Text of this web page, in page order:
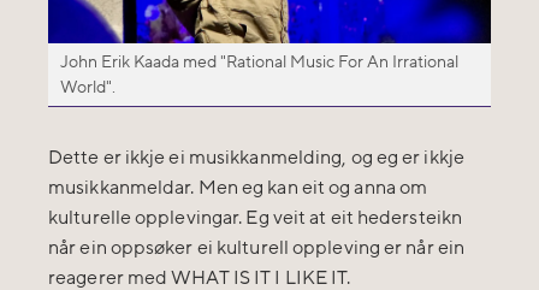
John Erik Kaada med "Rational Music For An Irrational
World".
Dette er ikkje ei musikkanmelding, og eg er ikkje
musikkanmeldar. Men eg kan eit og anna om
kulturelle opplevingar. Eg veit at eit hedersteikn
når ein oppsøker ei kulturell oppleving er når ein
reagerer med WHAT IS IT I LIKE IT.